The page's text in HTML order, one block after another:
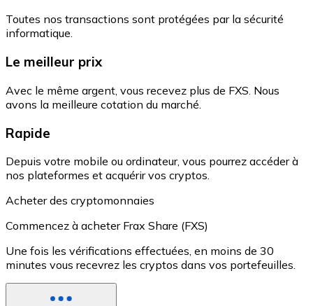
Toutes nos transactions sont protégées par la sécurité
informatique.
Le meilleur prix
Avec le même argent, vous recevez plus de FXS. Nous
avons la meilleure cotation du marché.
Rapide
Depuis votre mobile ou ordinateur, vous pourrez accéder à
nos plateformes et acquérir vos cryptos.
Acheter des cryptomonnaies
Commencez à acheter Frax Share (FXS)
Une fois les vérifications effectuées, en moins de 30
minutes vous recevrez les cryptos dans vos portefeuilles.